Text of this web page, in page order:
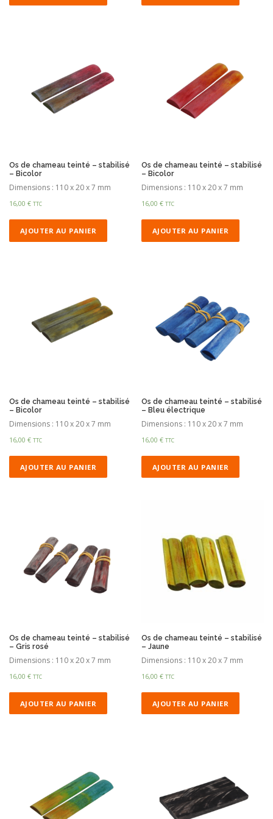
Os de chameau teinté – stabilisé
– Bicolor
Dimensions : 110 x 20 x 7 mm
16,00 € TTC
AJOUTER AU PANIER
Os de chameau teinté – stabilisé
– Bicolor
Dimensions : 110 x 20 x 7 mm
16,00€ TTC
AJOUTER AU PANIER
Os de chameau teinté – stabilisé
– Bicolor
Dimensions : 110 x 20 x 7 mm
16,00 € TTC
AJOUTER AU PANIER
Os de chameau teinté – stabilisé
– Bleu électrique
Dimensions : 110 x 20 x 7 mm
16,00€ TTC
AJOUTER AU PANIER
Os de chameau teinté – stabilisé
– Gris rosé
Dimensions : 110 x 20 x 7 mm
16,00 € TTC
AJOUTER AU PANIER
Os de chameau teinté – stabilisé
– Jaune
Dimensions : 110 x 20 x 7 mm
16,00€ TTC
AJOUTER AU PANIER